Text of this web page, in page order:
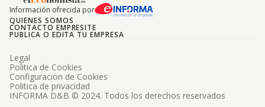
Información ofrecida por
QUIENES SOMOS
CONTACTO EMPRESITE
PUBLICA O EDITA TU EMPRESA
INFORMA D&B © 2024. Todos los derechos reservados
Legal
Politica de Cookies
Configuracion de Cookies
Politica de privacidad